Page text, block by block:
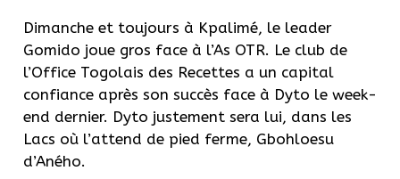
Dimanche et toujours à Kpalimé, le leader
Gomido joue gros face à l’As OTR. Le club de
l’Office Togolais des Recettes a un capital
confiance après son succès face à Dyto le week-
end dernier. Dyto justement sera lui, dans les
Lacs où l’attend de pied ferme, Gbohloesu
d’Aného.